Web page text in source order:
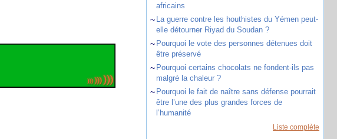
africains
~ La guerre contre les houthistes du Yémen peut-
elle détourner Riyad du Soudan ?
~ Pourquoi le vote des personnes détenues doit
être préservé
~ Pourquoi certains chocolats ne fondent-ils pas
malgré la chaleur ?
~ Pourquoi le fait de naître sans défense pourrait
être l’une des plus grandes forces de
l’humanité
Liste complète